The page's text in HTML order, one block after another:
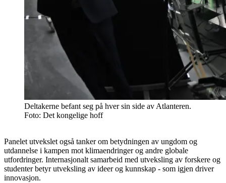
Deltakerne befant seg på hver sin side av Atlanteren.
Foto: Det kongelige hoff
Panelet utvekslet også tanker om betydningen av ungdom og
utdannelse i kampen mot klimaendringer og andre globale
utfordringer. Internasjonalt samarbeid med utveksling av forskere og
studenter betyr utveksling av ideer og kunnskap - som igjen driver
innovasjon.